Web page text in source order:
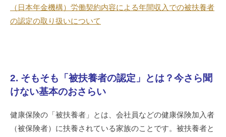
（日本年金機構）労働契約内容による年間収入での被扶養者
の認定の取り扱いについて
2. そもそも「被扶養者の認定」とは？今さら聞
けない基本のおさらい
健康保険の「被扶養者」とは、会社員などの健康保険加入者
（被保険者）に扶養されている家族のことです。被扶養者と